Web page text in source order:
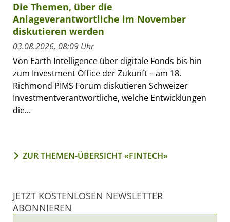
Die Themen, über die
Anlageverantwortliche im November
diskutieren werden
03.08.2026, 08:09 Uhr
Von Earth Intelligence über digitale Fonds bis hin
zum Investment Office der Zukunft – am 18.
Richmond PIMS Forum diskutieren Schweizer
Investmentverantwortliche, welche Entwicklungen
die...
ZUR THEMEN-ÜBERSICHT «FINTECH»
JETZT KOSTENLOSEN NEWSLETTER
ABONNIEREN